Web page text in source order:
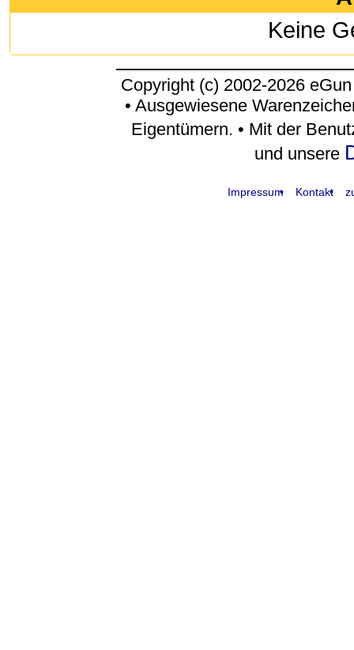
Keine
Copyright (c) 2002-2026
• Ausgewiesene
Eigentümern. • Mit der
und unsere
Impressum Kontakt